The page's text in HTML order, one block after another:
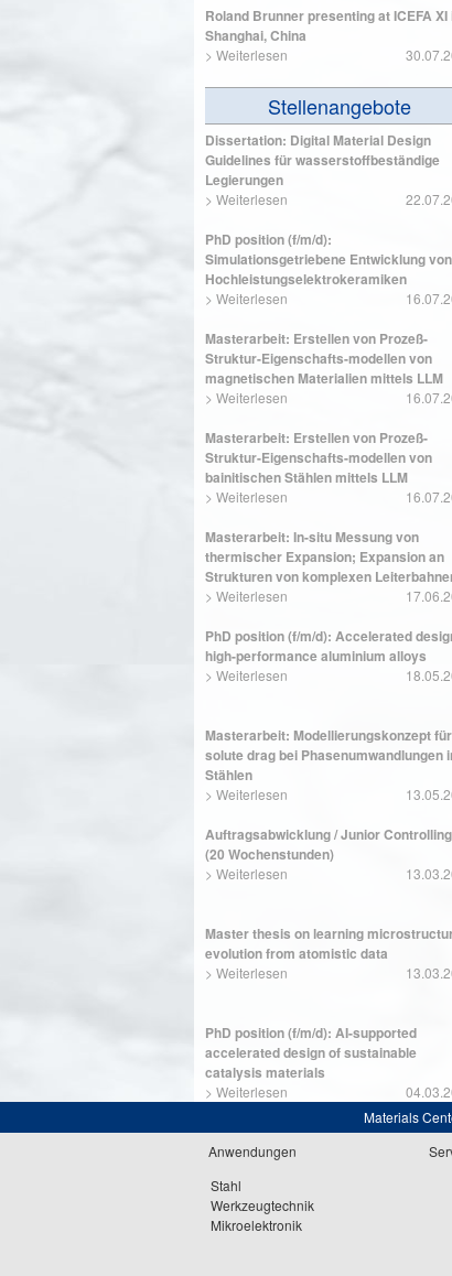
Roland Brunner presenting at ICEFA XI
Shanghai, China
> Weiterlesen
Stellenangebote
Dissertation: Digital Material Design
Guidelines für wasserstoffbeständige
Legierungen
> Weiterlesen
PhD position (f/m/d):
Simulationsgetriebene Entwicklung von
Hochleistungselektrokeramiken
> Weiterlesen
Masterarbeit: Erstellen von Prozeß-
Struktur-Eigenschafts-modellen von
magnetischen Materialien mittels LLM
> Weiterlesen
Masterarbeit: Erstellen von Prozeß-
Struktur-Eigenschafts-modellen von
bainitischen Stählen mittels LLM
> Weiterlesen
Masterarbeit: In-situ Messung von
thermischer Expansion; Expansion an
Strukturen von komplexen
> Weiterlesen
PhD position (f/m/d): Accelerated
high-performance aluminium alloys
> Weiterlesen
Masterarbeit: Modellierungskonzept für
solute drag bei Phasenumwandlungen
Stählen
> Weiterlesen
Auftragsabwicklung / Junior Controlling
(20 Wochenstunden)
> Weiterlesen
Master thesis on learning
evolution from atomistic data
> Weiterlesen
PhD position (f/m/d): AI-supported
accelerated design of sustainable
catalysis materials
> Weiterlesen
Materials
Anwendungen
Stahl
Werkzeugtechnik
Mikroelektronik